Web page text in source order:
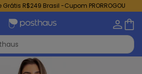
Grátis R$249 Brasil -Cupom PRORROGOU